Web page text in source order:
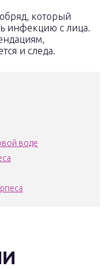
который
инфекцию с лица.
и следа.
воде